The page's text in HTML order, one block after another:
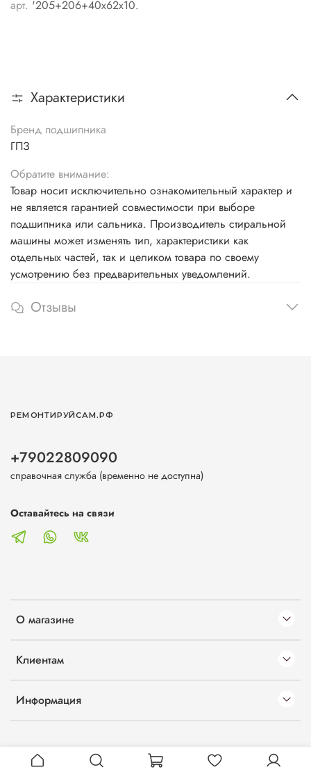
арт. '205+206+40х62х10.
Характеристики
Бренд подшипника
ГПЗ
Обратите внимание:
Товар носит исключительно ознакомительный характер и
не является гарантией совместимости при выборе
подшипника или сальника. Производитель стиральной
машины может изменять тип, характеристики как
отдельных частей, так и целиком товара по своему
усмотрению без предварительных уведомлений.
Отзывы
О магазине
Клиентам
Информация
РЕМОНТИРУЙСАМ.РФ
+79022809090
справочная служба (временно не доступна)
Оставайтесь на связи